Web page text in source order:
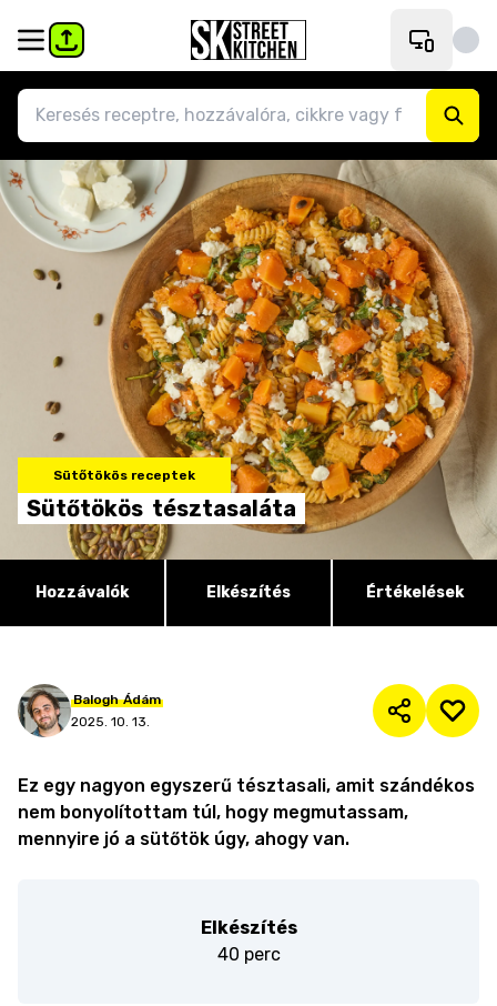
Sütőtökös receptek
Sütőtökös tésztasaláta
Hozzávalók Elkészítés Értékelések
Balogh Ádám
2025. 10. 13.
Ez egy nagyon egyszerű tésztasali, amit szándékos
nem bonyolítottam túl, hogy megmutassam,
mennyire jó a sütőtök úgy, ahogy van.
Elkészítés
40 perc